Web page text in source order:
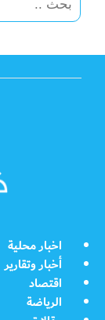
اخبار محلية
أخبار وتقارير
اقتصاد
الرياضة